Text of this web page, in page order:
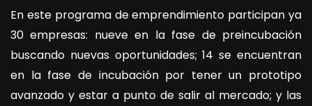
En este programa de emprendimiento participan ya
30 empresas: nueve en la fase de preincubación
buscando nuevas oportunidades; 14 se encuentran
en la fase de incubación por tener un prototipo
avanzado y estar a punto de salir al mercado; y las